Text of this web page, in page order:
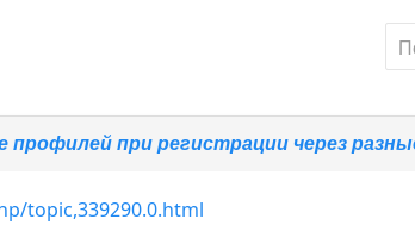
при регистрации через
topic,339290.0.html